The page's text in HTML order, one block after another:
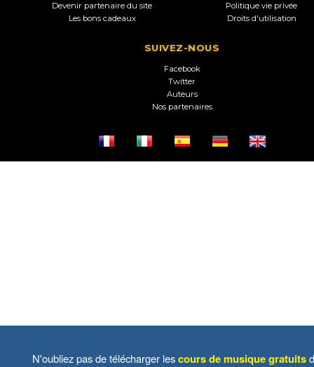
Devenir partenaire du site
Les bons cadeaux
Politique vie privée
Droits d'utilisation
SUIVEZ-NOUS
Facebook
Twitter
Auteurs
Nos partenaires
N'oubliez pas de télécharger lescours de musique gratuits